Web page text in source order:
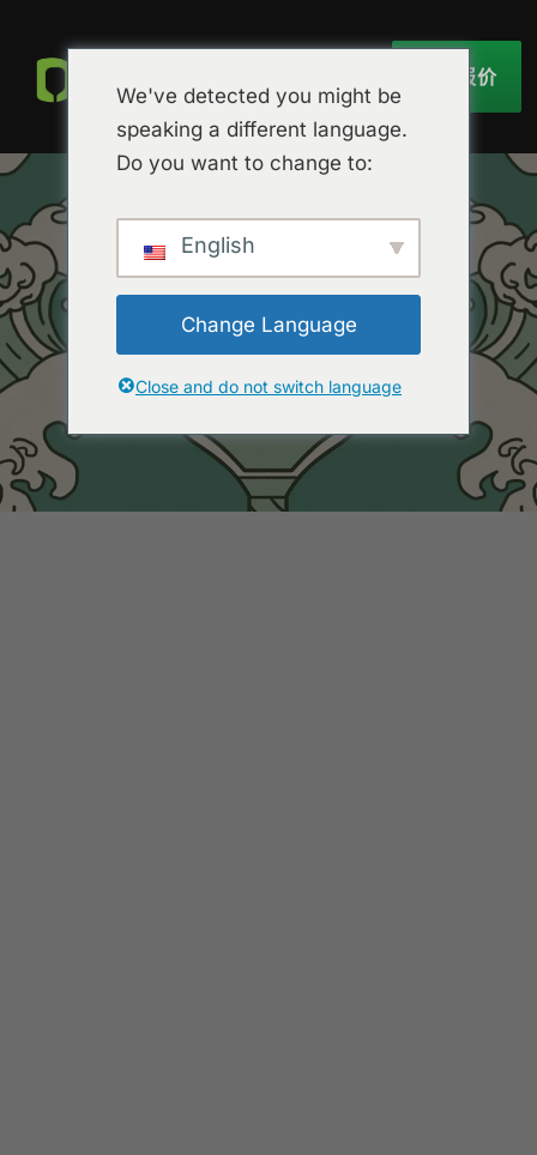
获取报价
We've detected you might be
speaking a different language.
Do you want to change to:
English
Change Language
Close and do not switch language